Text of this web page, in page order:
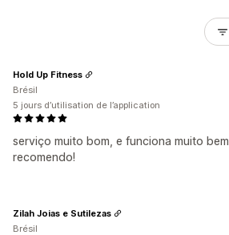
serviço muito bom, e funciona muito bem
recomendo!
Hold Up Fitness
Brésil
5 jours d’utilisation de l’application
Zilah Joias e Sutilezas
Brésil